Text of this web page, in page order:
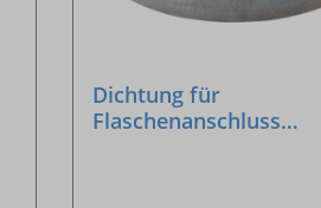
Dichtung für
Flaschenanschluss